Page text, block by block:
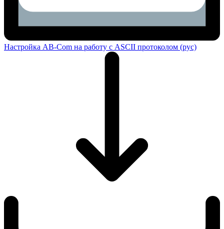
Настройка AB-Com на работу с ASCII протоколом (рус)